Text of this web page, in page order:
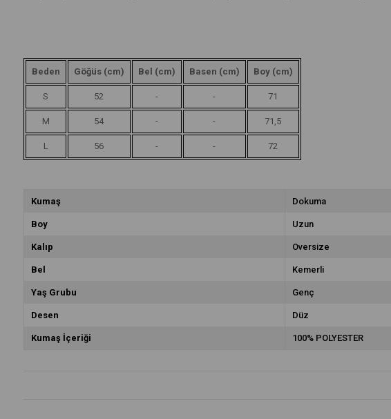
Beden Göğüs (cm) Bel (cm) Basen (cm) Boy (cm)
S 52 - - 71
M 54 - - 71,5
L 56 - - 72
Kumaş Dokuma
Boy Uzun
Kalıp Oversize
Bel Kemerli
Yaş Grubu Genç
Desen Düz
Kumaş İçeriği 100% POLYESTER